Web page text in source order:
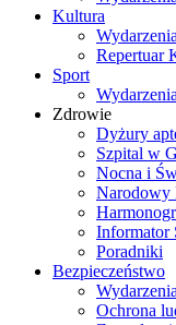
Kultura
Wydarzenia
Repertuar
Sport
Wydarzenia
Zdrowie
Dyżury
Szpital w
Nocna i
Narodowy
Informator
Poradniki
Bezpieczeństwo
Wydarzenia
Ochrona